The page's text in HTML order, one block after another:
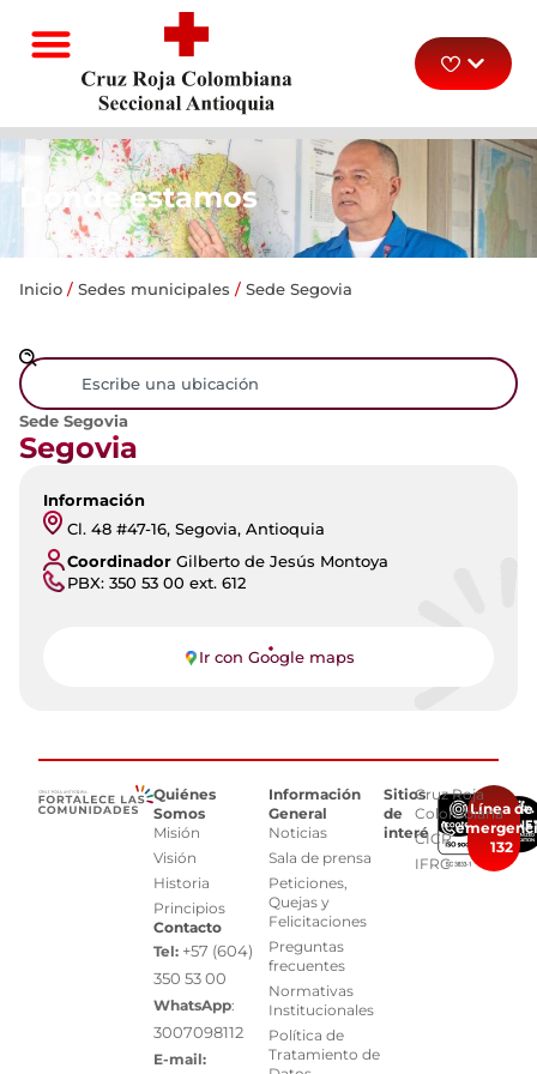
Dónde estamos
Inicio / Sedes municipales / Sede Segovia
Sede Segovia
Segovia
Información
Cl. 48 #47-16, Segovia, Antioquia
Coordinador Gilberto de Jesús Montoya
PBX: 350 53 00 ext. 612
Ir con Google maps
Quiénes
Somos
Misión
Visión
Historia
Principios
Contacto
Tel: +57 (604)
350 53 00
WhatsApp:
3007098112
E-mail:
Información
General
Noticias
Sala de prensa
Peticiones,
Quejas y
Felicitaciones
Preguntas
frecuentes
Normativas
Institucionales
Política de
Tratamiento de
Sitios
de
interés
Cruz Roja
Colombiana
CICR
IFRC
Línea de
132